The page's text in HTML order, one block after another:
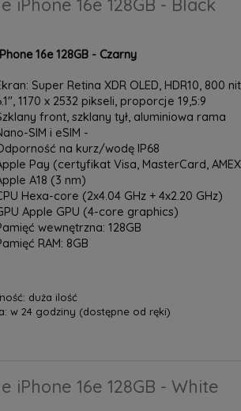
iPhone 16e 128GB - Black
16e 128GB - Czarny
Super Retina XDR OLED, HDR10, 800
1170 x 2532 pikseli, proporcje 19,5:9
front, szklany tył, aluminiowa rama
SIM i eSIM -
na kurz/wodę IP68
Pay (certyfikat Visa, MasterCard,
A18 (3 nm)
Hexa-core (2x4.04 GHz + 4x2.20 GHz)
Apple GPU (4-core graphics)
wewnętrzna: 128GB
RAM: 8GB
duża ilość
w 24 godziny (dostępne od ręki)
iPhone 16e 128GB - White